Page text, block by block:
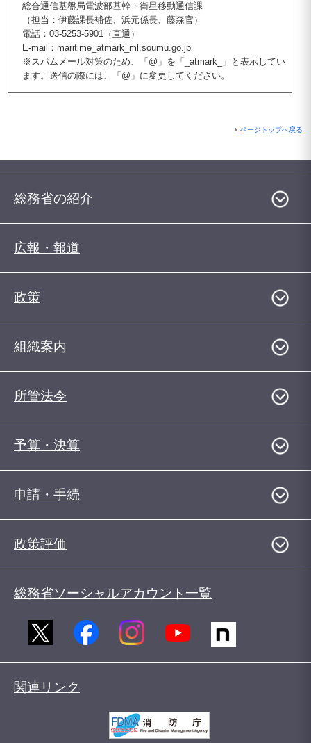
総合通信基盤局電波部基幹・衛星移動通信課
（担当：伊藤課長補佐、浜元係長、藤森官）
電話：03-5253-5901（直通）
E-mail：maritime_atmark_ml.soumu.go.jp
※スパムメール対策のため、「@」を「_atmark_」と表示してい
ます。送信の際には、「@」に変更してください。
ページトップへ戻る
総務省の紹介
広報・報道
政策
組織案内
所管法令
予算・決算
申請・手続
政策評価
総務省ソーシャルアカウント一覧
関連リンク